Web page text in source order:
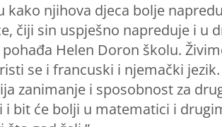
njihova djeca bolje
čiji sin uspješno napreduje i u
Helen Doron školu.
se i francuski i njemački
zanimanje i sposobnost za
bit će bolji u matematici i